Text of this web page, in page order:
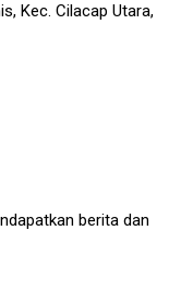
Kec. Cilacap Utara,
berita dan